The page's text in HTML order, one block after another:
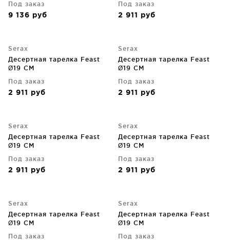
Под заказ
9 136 руб
Под заказ
2 911 руб
Serax
Десертная тарелка Feast
Ø19 CM
Под заказ
2 911 руб
Serax
Десертная тарелка Feast
Ø19 CM
Под заказ
2 911 руб
Serax
Десертная тарелка Feast
Ø19 CM
Под заказ
2 911 руб
Serax
Десертная тарелка Feast
Ø19 CM
Под заказ
2 911 руб
Serax
Десертная тарелка Feast
Ø19 CM
Под заказ
Serax
Десертная тарелка Feast
Ø19 CM
Под заказ